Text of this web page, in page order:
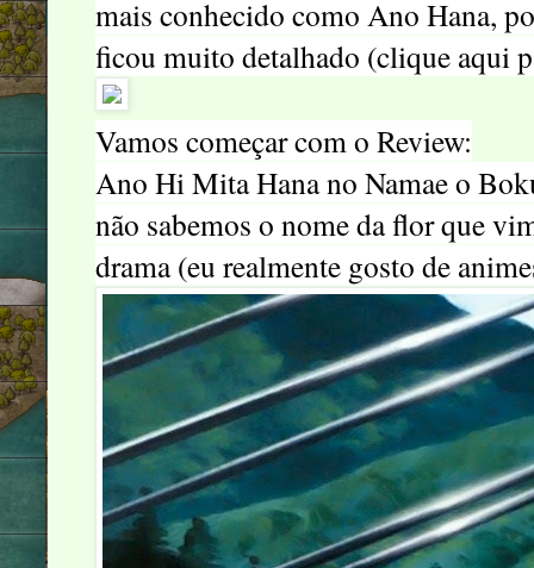
mais conhecido como Ano Hana,
ficou muito detalhado (clique aqui
Vamos começar com o Review:
Ano Hi Mita Hana no Namae o
não sabemos o nome da flor que
drama (eu realmente gosto de